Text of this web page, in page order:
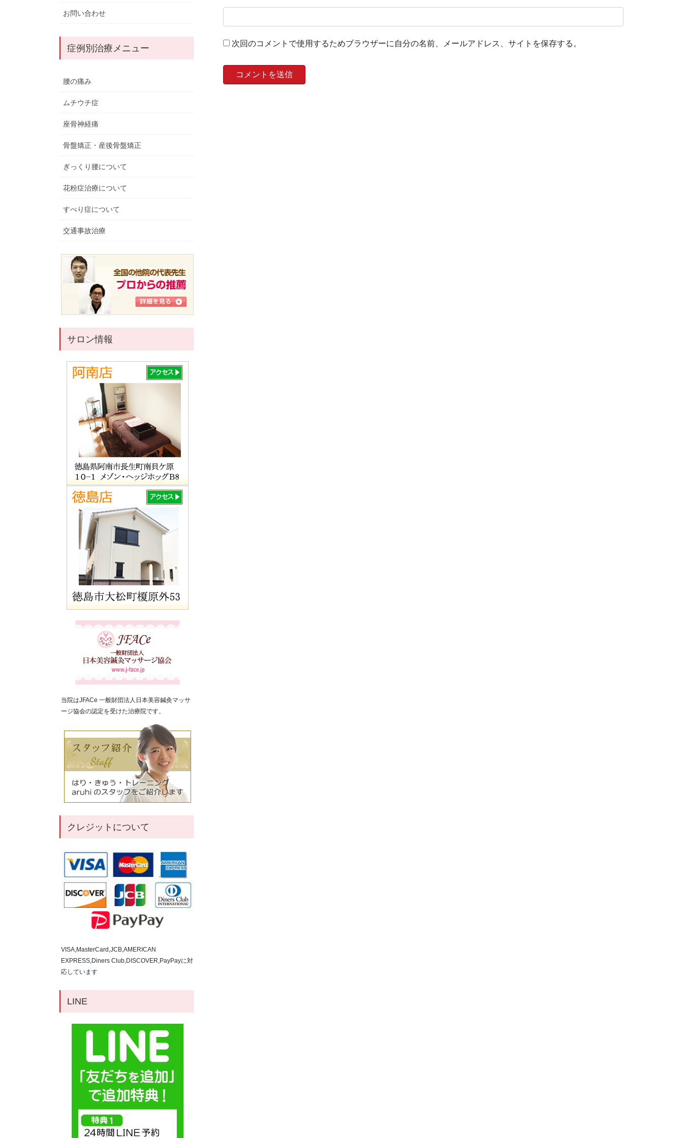
次回のコメントで使用するためブラウザーに自分の名前、メールアドレス、サイトを保存する。
お問い合わせ
症例別治療メニュー
腰の痛み
ムチウチ症
座骨神経痛
骨盤矯正・産後骨盤矯正
ぎっくり腰について
花粉症治療について
すべり症について
交通事故治療
サロン情報
当院はJFACe 一般財団法人日本美容鍼灸マッサ
ージ協会の認定を受けた治療院です。
クレジットについて
VISA,MasterCard,JCB,AMERICAN
EXPRESS,Diners Club,DISCOVER,PayPayに対
応しています
LINE